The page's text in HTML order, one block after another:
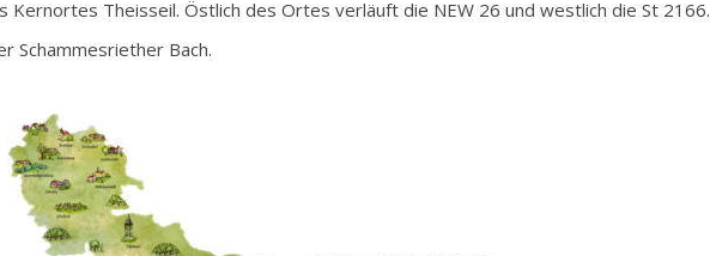
Kernortes Theisseil. Östlich des Ortes verläuft die NEW 26 und westlich die St 2166.
Schammesriether Bach.